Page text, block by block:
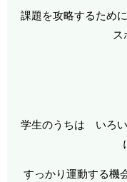
課題を攻略するため
ス
学生のうちは いろ
すっかり運動する機